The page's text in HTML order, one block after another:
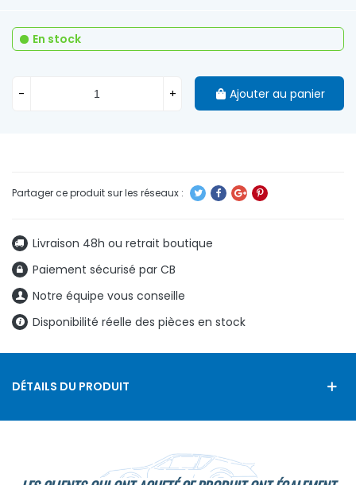
Livraison 48h ou retrait boutique
Paiement sécurisé par CB
Notre équipe vous conseille
Disponibilité réelle des pièces en stock
En stock
- + Ajouter au panier
DÉTAILS DU PRODUIT